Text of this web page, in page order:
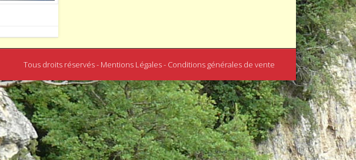
Tous droits réservés - Mentions Légales - Conditions générales de vente